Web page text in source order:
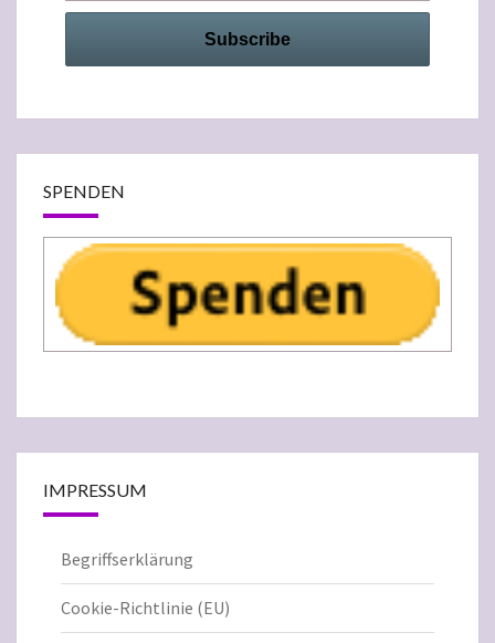
SPENDEN
IMPRESSUM
Begriffserklärung
Cookie-Richtlinie (EU)